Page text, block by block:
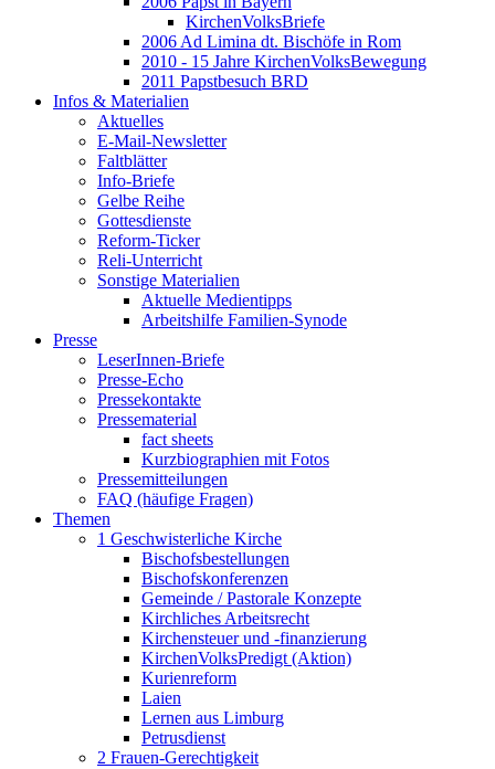
KirchenVolksBriefe
2006 Ad Limina dt. Bischöfe in Rom
2010 - 15 Jahre KirchenVolksBewegung
2011 Papstbesuch BRD
Infos & Materialien
Aktuelles
E-Mail-Newsletter
Faltblätter
Info-Briefe
Gelbe Reihe
Gottesdienste
Reform-Ticker
Reli-Unterricht
Sonstige Materialien
Aktuelle Medientipps
Arbeitshilfe Familien-Synode
Presse
LeserInnen-Briefe
Presse-Echo
Pressekontakte
Pressematerial
fact sheets
Kurzbiographien mit Fotos
Pressemitteilungen
FAQ (häufige Fragen)
Themen
1 Geschwisterliche Kirche
Bischofsbestellungen
Bischofskonferenzen
Gemeinde / Pastorale Konzepte
Kirchliches Arbeitsrecht
Kirchensteuer und -finanzierung
KirchenVolksPredigt (Aktion)
Kurienreform
Laien
Lernen aus Limburg
Petrusdienst
2 Frauen-Gerechtigkeit